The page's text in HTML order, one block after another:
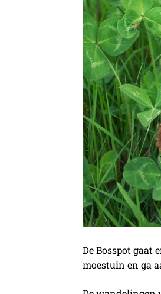
De Bosspot gaat
moestuin en ga